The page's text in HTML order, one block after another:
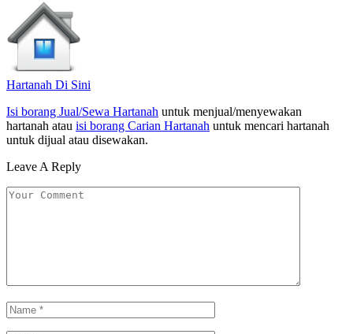
Hartanah Di Sini
Isi borang Jual/Sewa Hartanah untuk menjual/menyewakan
hartanah atau isi borang Carian Hartanah untuk mencari hartanah
untuk dijual atau disewakan.
Leave A Reply